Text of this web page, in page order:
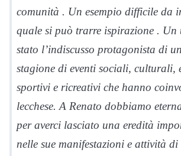
comunità . Un esempio difficile da
quale si può trarre ispirazione . Un
stato l’indiscusso protagonista di
stagione di eventi sociali, culturali,
sportivi e ricreativi che hanno
lecchese. A Renato dobbiamo
per averci lasciato una eredità
nelle sue manifestazioni e attività